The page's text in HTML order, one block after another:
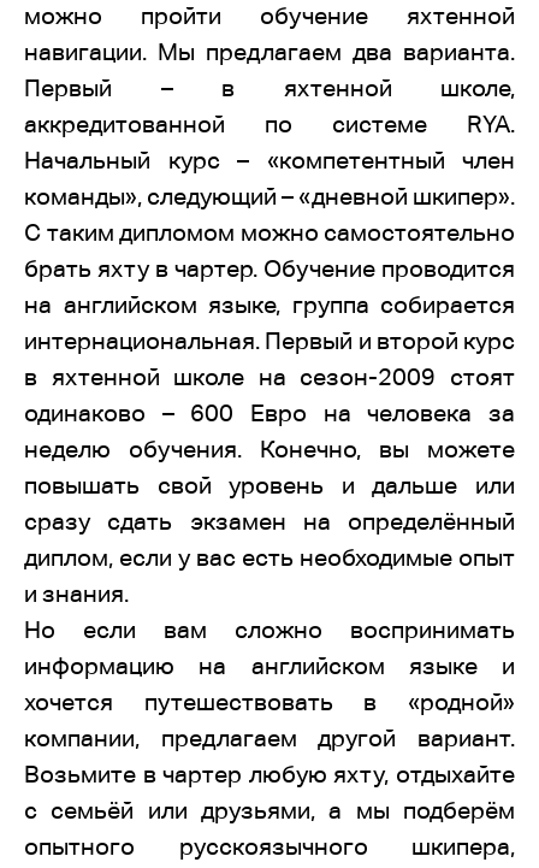
можно пройти обучение яхтенной
навигации. Мы предлагаем два варианта.
Первый – в яхтенной школе,
аккредитованной по системе RYA.
Начальный курс – «компетентный член
команды», следующий – «дневной шкипер».
С таким дипломом можно самостоятельно
брать яхту в чартер. Обучение проводится
на английском языке, группа собирается
интернациональная. Первый и второй курс
в яхтенной школе на сезон-2009 стоят
одинаково – 600 Евро на человека за
неделю обучения. Конечно, вы можете
повышать свой уровень и дальше или
сразу сдать экзамен на определённый
диплом, если у вас есть необходимые опыт
и знания.
Но если вам сложно воспринимать
информацию на английском языке и
хочется путешествовать в «родной»
компании, предлагаем другой вариант.
Возьмите в чартер любую яхту, отдыхайте
с семьёй или друзьями, а мы подберём
опытного русскоязычного шкипера,